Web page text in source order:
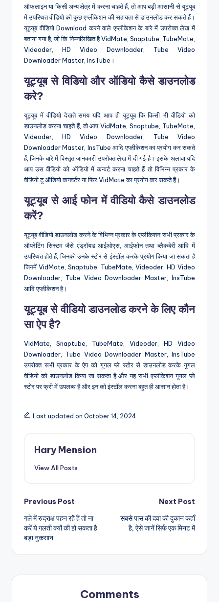
ऑफलाइन या किसी अन्य क्षेत्र में करना चाहते हैं, तो आप बड़ी आसानी से यूट्यूब
में उपस्थित वीडियो को कुछ एप्लीकेशन की सहायता से डाउनलोड कर सकते हैं।
यूट्यूब वीडियो Download करने वाले एप्लीकेशन के बारे में उपरोक्त लेख में
बताया गया है, जो कि निम्नलिखित है VidMate, Snaptube, TubeMate,
Videoder, HD Video Downloader, Tube Video
Downloader Master, InsTube।
यूट्यूब से विडियो और ऑडियो कैसे डाउनलोड
करे?
यूट्यूब में वीडियो देखते समय यदि आप ही यूट्यूब कि किसी भी वीडियो को
डाउनलोड करना चाहते हैं, तो आप VidMate, Snaptube, TubeMate,
Videoder, HD Video Downloader, Tube Video
Downloader Master, InsTube आदि एप्लीकेशन का प्रयोग कर सकते
हैं, जिनके बारे में विस्तृत जानकारी उपरोक्त लेख में दी गई है। इसके अलावा यदि
आप उस वीडियो को ऑडियो में कन्वर्ट करना चाहते हैं तो विभिन्न प्रकार के
वीडियो टू ऑडियो कनवर्टर या फिर VidMate का प्रयोग कर सकते हैं।
यूट्यूब से आई फोन में वीडियो कैसे डाउनलोड
करें?
यूट्यूब वीडियो डाउनलोड करने के विभिन्न प्रकार के एप्लीकेशन सभी प्रकार के
ऑपरेटिंग सिस्टम जैसे एंड्रॉयड आईओएस, आईफोन तथा ब्लैकबेरी आदि में
उपस्थित होते हैं, जिनको उनके स्टोर से इंस्टॉल करके प्रयोग किया जा सकता है
जिनमें VidMate, Snaptube, TubeMate, Videoder, HD Video
Downloader, Tube Video Downloader Master, InsTube
आदि एप्लीकेशन है।
यूट्यूब से वीडियो डाउनलोड करने के लिए कौन
सा ऐप है?
VidMate, Snaptube, TubeMate, Videoder, HD Video
Downloader, Tube Video Downloader Master, InsTube
उपरोक्त सभी प्रकार के ऐप को गूगल प्ले स्टोर से डाउनलोड करके गूगल
वीडियो को डाउनलोड किया जा सकता है और यह सभी एप्लीकेशन गूगल प्ले
स्टोर पर फ्री में उपलब्ध हैं और इन को इंस्टॉल करना बहुत ही आसान होता है।
Last updated on October 14, 2024
Hary Mension
View All Posts
Post
navigation
Previous Post
गले में रुद्राक्ष पहन रहें हैं तो ना
करें ये गलती क्यों की हो सकता है
बड़ा नुकसान
Next Post
सबसे पास की दवा की दुकान कहाँ
है, ऐसे जानें सिर्फ एक मिनट में
Comments